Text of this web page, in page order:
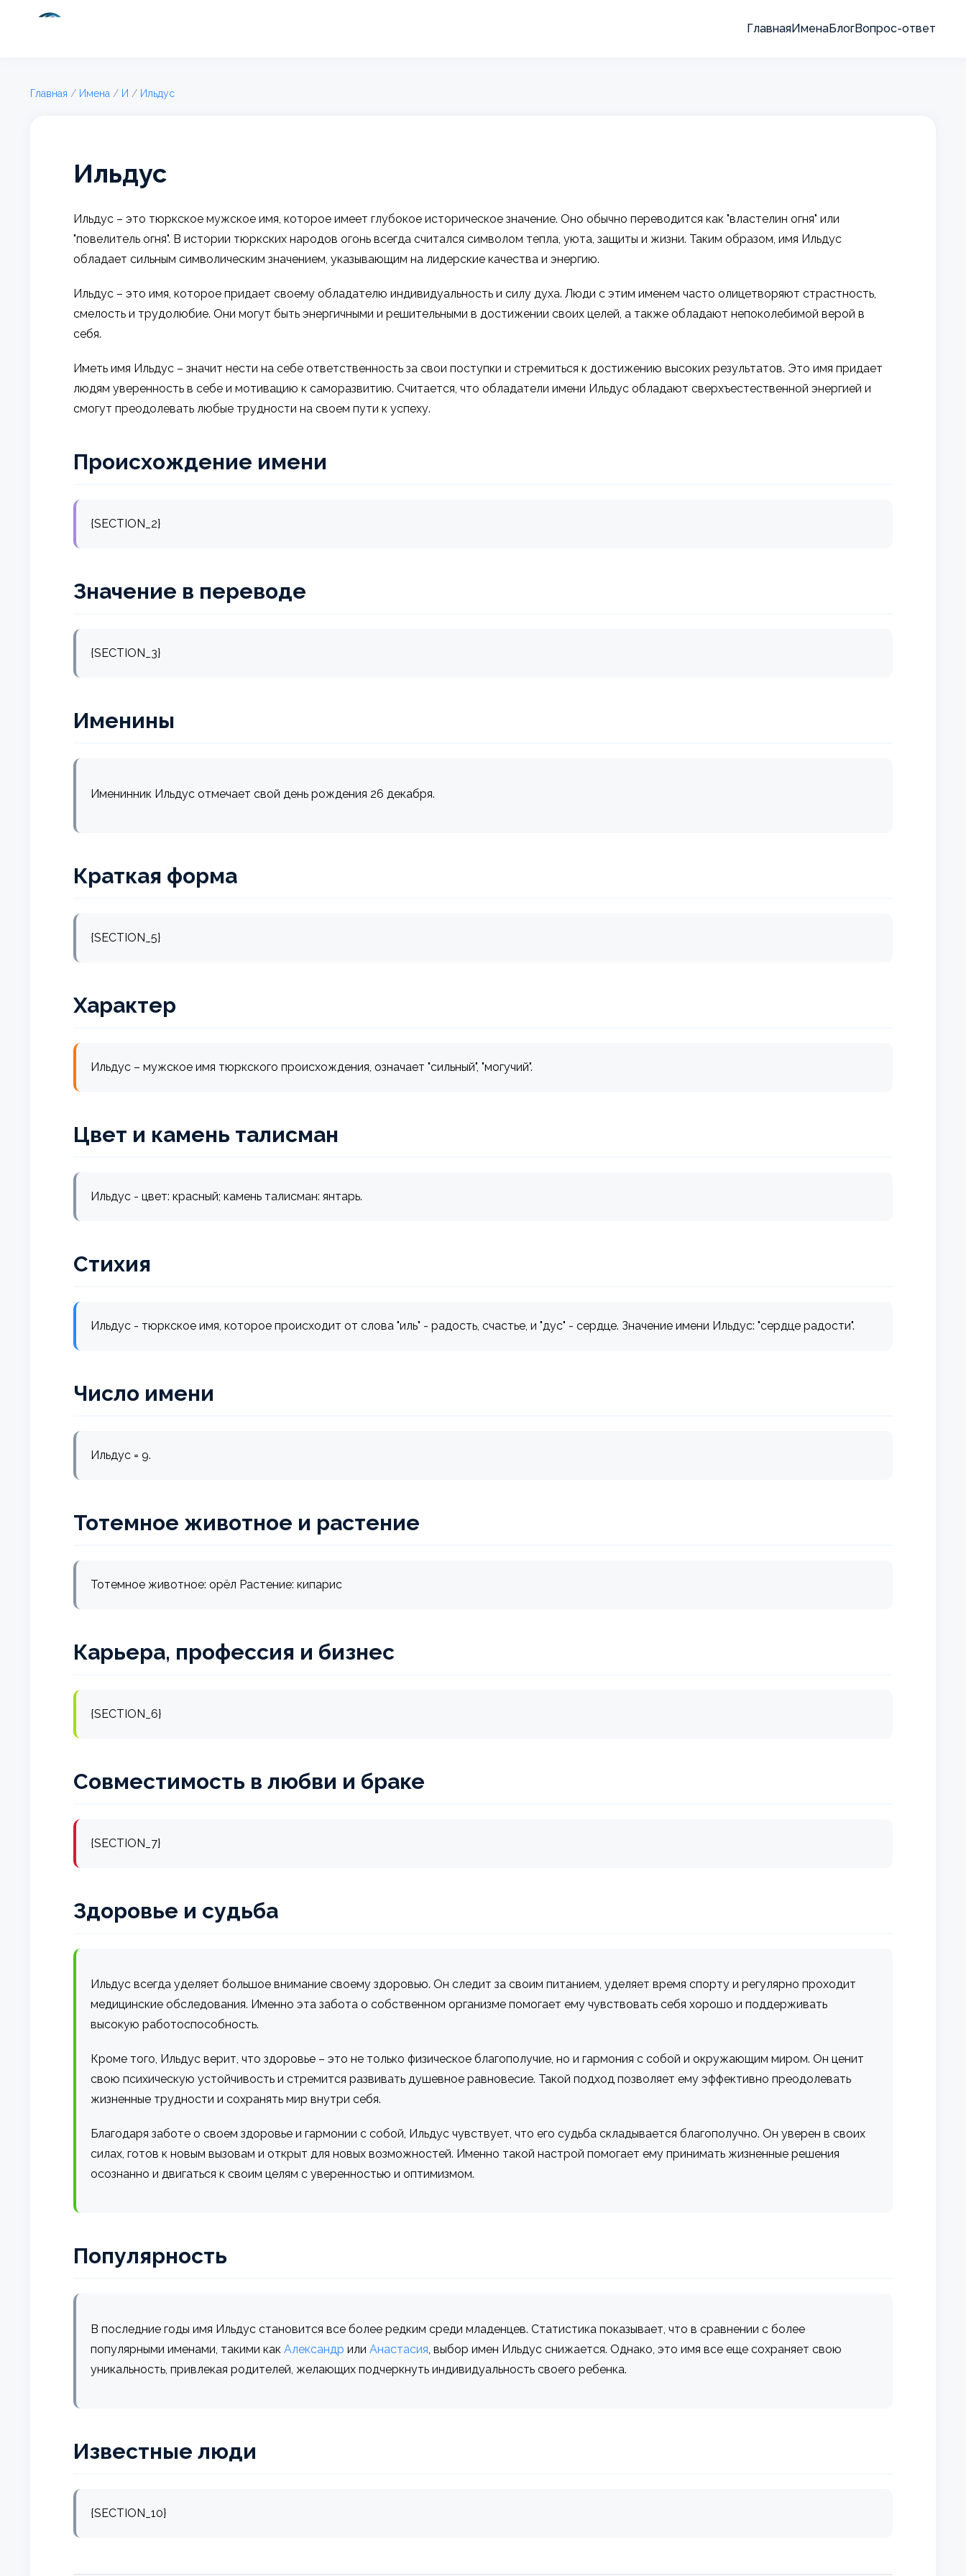
ГлавнаяИменаБлогВопрос-ответ
Главная / Имена / И / Ильдус
Ильдус
Ильдус – это тюркское мужское имя, которое имеет глубокое историческое значение. Оно обычно переводится как "властелин огня" или
"повелитель огня". В истории тюркских народов огонь всегда считался символом тепла, уюта, защиты и жизни. Таким образом, имя Ильдус
обладает сильным символическим значением, указывающим на лидерские качества и энергию.
Ильдус – это имя, которое придает своему обладателю индивидуальность и силу духа. Люди с этим именем часто олицетворяют страстность,
смелость и трудолюбие. Они могут быть энергичными и решительными в достижении своих целей, а также обладают непоколебимой верой в
себя.
Иметь имя Ильдус – значит нести на себе ответственность за свои поступки и стремиться к достижению высоких результатов. Это имя придает
людям уверенность в себе и мотивацию к саморазвитию. Считается, что обладатели имени Ильдус обладают сверхъестественной энергией и
смогут преодолевать любые трудности на своем пути к успеху.
Происхождение имени
{SECTION_2}
Значение в переводе
{SECTION_3}
Именины
Именинник Ильдус отмечает свой день рождения 26 декабря.
Краткая форма
{SECTION_5}
Характер
Ильдус – мужское имя тюркского происхождения, означает "сильный", "могучий".
Цвет и камень талисман
Ильдус - цвет: красный; камень талисман: янтарь.
Стихия
Ильдус - тюркское имя, которое происходит от слова "иль" - радость, счастье, и "дус" - сердце. Значение имени Ильдус: "сердце радости".
Число имени
Ильдус = 9.
Тотемное животное и растение
Тотемное животное: орёл Растение: кипарис
Карьера, профессия и бизнес
{SECTION_6}
Совместимость в любви и браке
{SECTION_7}
Здоровье и судьба
Ильдус всегда уделяет большое внимание своему здоровью. Он следит за своим питанием, уделяет время спорту и регулярно проходит
медицинские обследования. Именно эта забота о собственном организме помогает ему чувствовать себя хорошо и поддерживать
высокую работоспособность.
Кроме того, Ильдус верит, что здоровье – это не только физическое благополучие, но и гармония с собой и окружающим миром. Он ценит
свою психическую устойчивость и стремится развивать душевное равновесие. Такой подход позволяет ему эффективно преодолевать
жизненные трудности и сохранять мир внутри себя.
Благодаря заботе о своем здоровье и гармонии с собой, Ильдус чувствует, что его судьба складывается благополучно. Он уверен в своих
силах, готов к новым вызовам и открыт для новых возможностей. Именно такой настрой помогает ему принимать жизненные решения
осознанно и двигаться к своим целям с уверенностью и оптимизмом.
Популярность
В последние годы имя Ильдус становится все более редким среди младенцев. Статистика показывает, что в сравнении с более
популярными именами, такими как Александр или Анастасия, выбор имен Ильдус снижается. Однако, это имя все еще сохраняет свою
уникальность, привлекая родителей, желающих подчеркнуть индивидуальность своего ребенка.
Известные люди
{SECTION_10}